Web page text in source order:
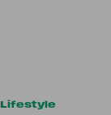
Lifestyle